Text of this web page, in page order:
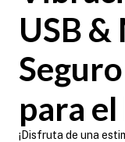
USB
para
¡Disfruta de una